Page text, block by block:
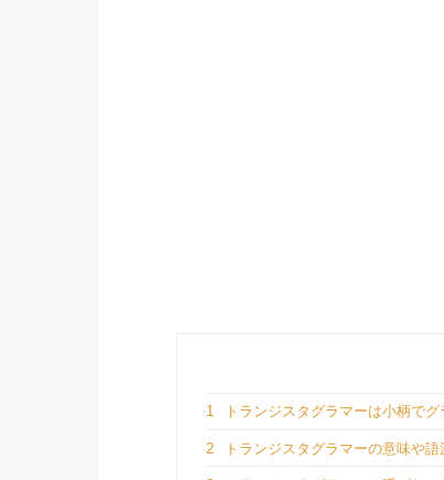
1 トランジスタグラマーは小柄でグ
2 トランジスタグラマーの意味や語